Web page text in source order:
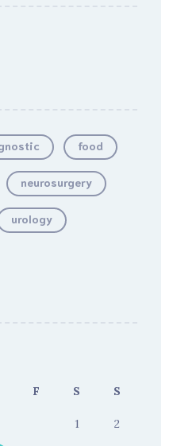
food
neurosurgery
urology
F S S
1 2